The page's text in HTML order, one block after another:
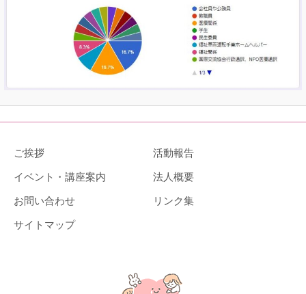
ご挨拶 活動報告
イベント・講座案内 法人概要
お問い合わせ リンク集
サイトマップ